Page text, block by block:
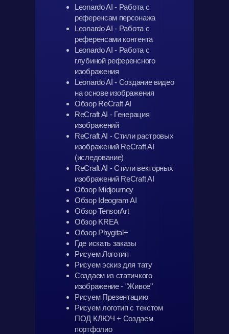
Leonardo AI - Работа с
референсам персонажа
Leonardo AI - Работа с
референсами контента
Leonardo AI - Работа с
глубиной референсного
изображения
Leonardo AI - Создание видео
на основе изображения
Обзор ReCraft AI
ReCraft AI - Генерация
изображений
ReCraft AI - Стили растровых
изображений ReCraft AI
(иследование)
ReCraft AI - Стили векторных
изображений ReCraft AI
Обзор Midjourney
Обзор Ideogram AI
Обзор TensorArt
Обзор KREA
Обзор Phygital+
Где искать заказы
Рисуем Логотип
Рисуем эскиз для тату
Создаем из статичкого
изображение - "Живое"
Рисуем Презентацию
Рисуем логотип с текстом
ПОД КЛЮЧ + Создаем
портфолио